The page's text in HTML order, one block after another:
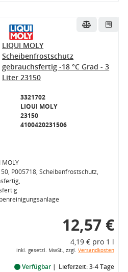
LIQUI MOLY
Scheibenfrostschutz
gebrauchsfertig -18 °C Grad - 3
Liter 23150
3321702
LIQUI MOLY
23150
4100420231506
P005718, Scheibenfrostschutz,
12,57 €
4,19 € pro 1 l
inkl. gesetzl. MwSt., zzgl. Versandkosten
Verfügbar Lieferzeit: 3-4 Tage